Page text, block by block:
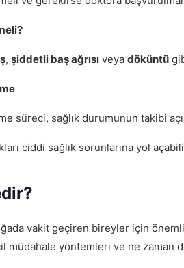
, şiddetli baş ağrısı veya döküntü
süreci, sağlık durumunun
ciddi sağlık sorunlarına yol
vakit geçiren bireyler için
müdahale yöntemleri ve ne zaman